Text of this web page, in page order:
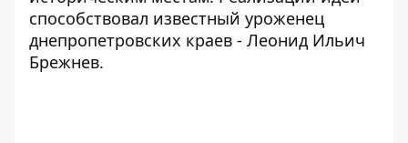
способствовал известный уроженец
днепропетровских краев - Леонид Ильич
Брежнев.